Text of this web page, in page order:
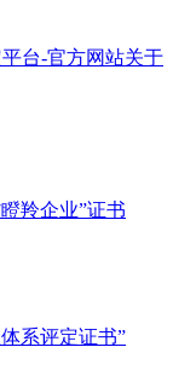
平台-官方网站关于
羚企业”证书
系评定证书”